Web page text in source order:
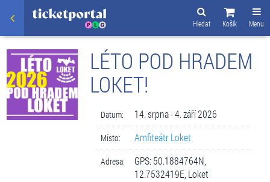
Menu
Košík
Hledat
LÉTO POD HRADEM
LOKET!
Datum: 14. srpna - 4. září 2026
Místo: Amfiteátr Loket
Adresa:
GPS: 50.1884764N,
12.7532419E, Loket